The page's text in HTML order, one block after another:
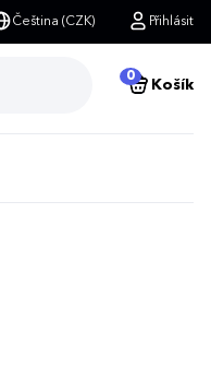
Čeština (CZK) Přihlásit
0
Košík